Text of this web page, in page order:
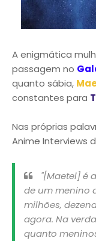
A enigmática
passagem no
quanto sábia,
constantes para
Nas próprias
Anime Interviews
"[Maetel] é
de um menino
milhões,
agora. Na
quanto